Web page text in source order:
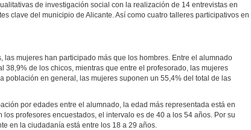
de investigación social con la realización de 14 entrevistas en
clave del municipio de Alicante. Así como cuatro talleres participativos en
las mujeres han participado más que los hombres. Entre el alumnado
38,9% de los chicos, mientras que entre el profesorado, las mujeres
población en general, las mujeres suponen un 55,4% del total de las
por edades entre el alumnado, la edad más representada está en
los profesores encuestados, el intervalo es de 40 a los 54 años. Por su
en la ciudadanía está entre los 18 a 29 años.